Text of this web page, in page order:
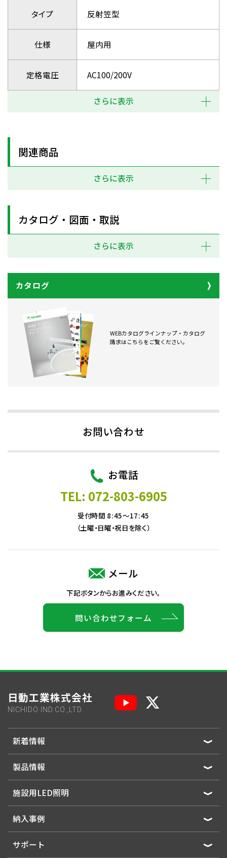
タイプ 反射笠型
仕様 屋内用
定格電圧 AC100/200V
さらに表示
関連商品
さらに表示
カタログ・図面・取説
さらに表示
カタログ
WEBカタログラインナップ・カタログ
請求はこちらをご覧ください。
お問い合わせ
お電話
TEL: 072-803-6905
受付時間 8:45～17:45
（土曜・日曜・祝日を除く）
メール
下記ボタンからお進みください。
問い合わせフォーム
日動工業株式会社
NICHIDO IND.CO.,LTD.
新着情報
製品情報
施設用LED照明
納入事例
サポート